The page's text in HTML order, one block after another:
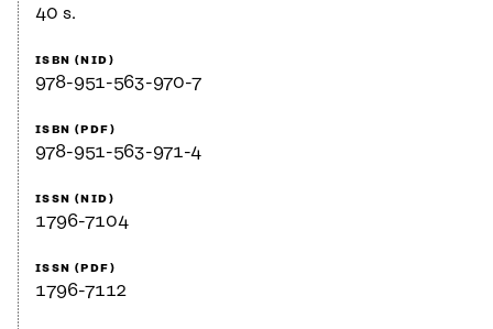
40 s.
ISBN (NID)
978-951-563-970-7
ISBN (PDF)
978-951-563-971-4
ISSN (NID)
1796-7104
ISSN (PDF)
1796-7112